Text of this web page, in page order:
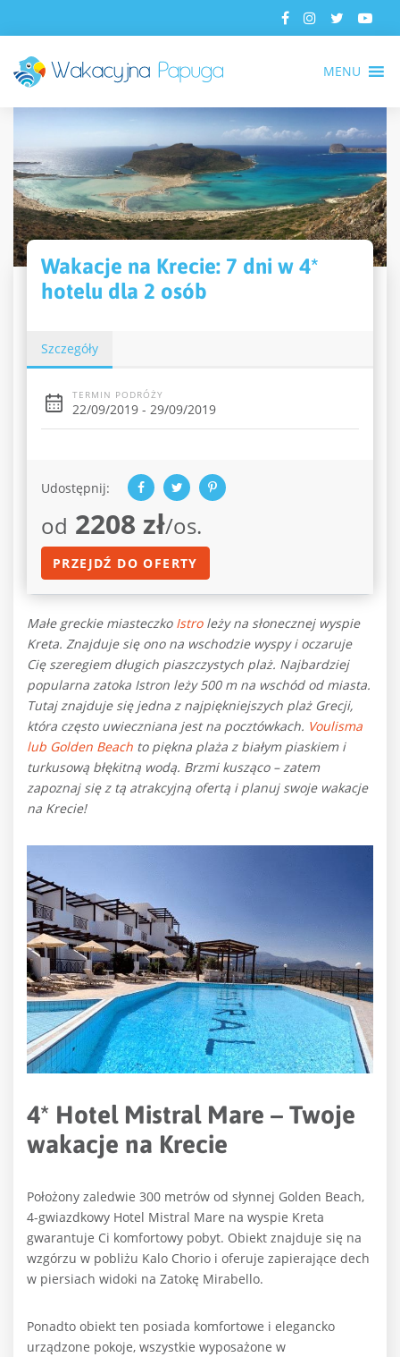
MENU
Wakacje na Krecie: 7 dni w 4*
hotelu dla 2 osób
Szczegóły
TERMIN PODRÓŻY
22/09/2019 - 29/09/2019
Udostępnij:
od 2208 zł/os.
PRZEJDŹ DO OFERTY
Małe greckie miasteczko Istroleży na słonecznej wyspie
Kreta. Znajduje się ono na wschodzie wyspy i oczaruje
Cię szeregiem długich piaszczystych plaż. Najbardziej
popularna zatoka Istron leży 500 m na wschód od miasta.
Tutaj znajduje się jedna z najpiękniejszych plaż Grecji,
która często uwieczniana jest na pocztówkach. Voulisma
lub Golden Beach to piękna plaża z białym piaskiem i
turkusową błękitną wodą. Brzmi kusząco – zatem
zapoznaj się z tą atrakcyjną ofertą i planuj swoje wakacje
na Krecie!
4* Hotel Mistral Mare – Twoje
wakacje na Krecie
Położony zaledwie 300 metrów od słynnej Golden Beach,
4-gwiazdkowy Hotel Mistral Mare na wyspie Kreta
gwarantuje Ci komfortowy pobyt. Obiekt znajduje się na
wzgórzu w pobliżu Kalo Chorio i oferuje zapierające dech
w piersiach widoki na Zatokę Mirabello.
Ponadto obiekt ten posiada komfortowe i elegancko
urządzone pokoje, wszystkie wyposażone w